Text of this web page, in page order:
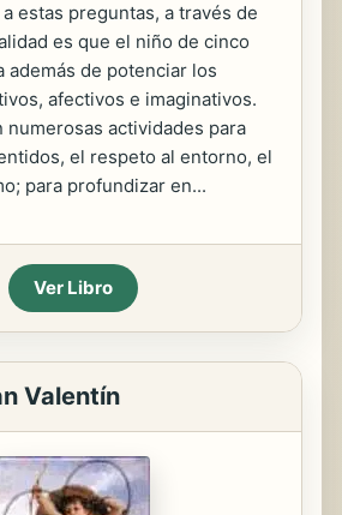
estas preguntas, a través de
es que el niño de cinco
además de potenciar los
afectivos e imaginativos.
numerosas actividades para
el respeto al entorno, el
para profundizar en...
Ver Libro
Valentín